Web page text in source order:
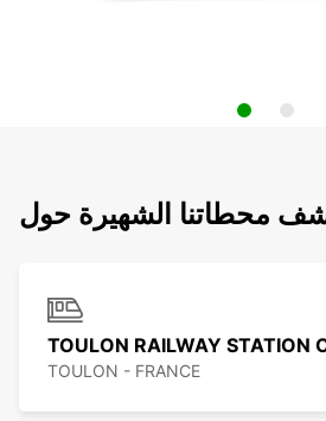
محطاتنا الشهيرة حول
TOULON RAILWAY STATION
TOULON - FRANCE